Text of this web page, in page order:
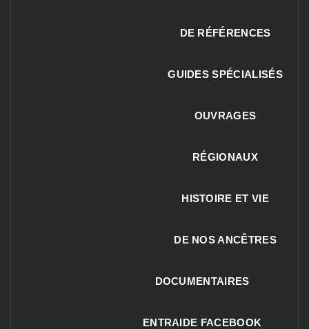
DE RÉFÉRENCES
GUIDES SPÉCIALISÉS
OUVRAGES
RÉGIONAUX
HISTOIRE ET VIE
DE NOS ANCÊTRES
DOCUMENTAIRES
ENTRAIDE FACEBOOK